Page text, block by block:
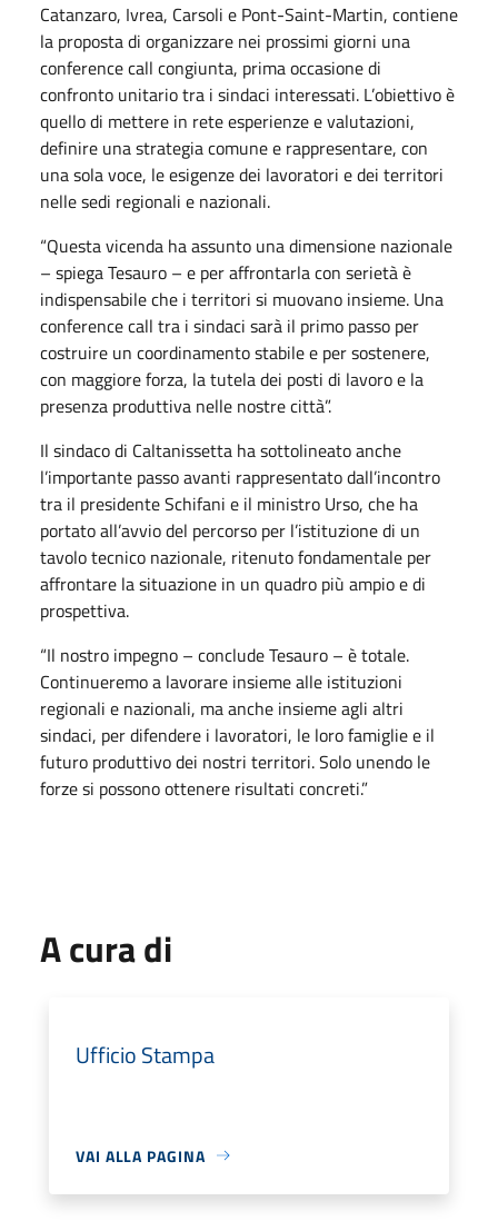
Catanzaro, Ivrea, Carsoli e Pont-Saint-Martin, contiene
la proposta di organizzare nei prossimi giorni una
conference call congiunta, prima occasione di
confronto unitario tra i sindaci interessati. L’obiettivo è
quello di mettere in rete esperienze e valutazioni,
definire una strategia comune e rappresentare, con
una sola voce, le esigenze dei lavoratori e dei territori
nelle sedi regionali e nazionali.
“Questa vicenda ha assunto una dimensione nazionale
– spiega Tesauro – e per affrontarla con serietà è
indispensabile che i territori si muovano insieme. Una
conference call tra i sindaci sarà il primo passo per
costruire un coordinamento stabile e per sostenere,
con maggiore forza, la tutela dei posti di lavoro e la
presenza produttiva nelle nostre città”.
Il sindaco di Caltanissetta ha sottolineato anche
l’importante passo avanti rappresentato dall’incontro
tra il presidente Schifani e il ministro Urso, che ha
portato all’avvio del percorso per l’istituzione di un
tavolo tecnico nazionale, ritenuto fondamentale per
affrontare la situazione in un quadro più ampio e di
prospettiva.
“Il nostro impegno – conclude Tesauro – è totale.
Continueremo a lavorare insieme alle istituzioni
regionali e nazionali, ma anche insieme agli altri
sindaci, per difendere i lavoratori, le loro famiglie e il
futuro produttivo dei nostri territori. Solo unendo le
forze si possono ottenere risultati concreti.”
A cura di
Ufficio Stampa
VAI ALLA PAGINA